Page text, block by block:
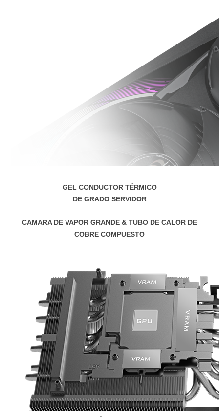
GEL CONDUCTOR TÉRMICO
DE GRADO SERVIDOR
CÁMARA DE VAPOR GRANDE & TUBO DE CALOR DE
COBRE COMPUESTO